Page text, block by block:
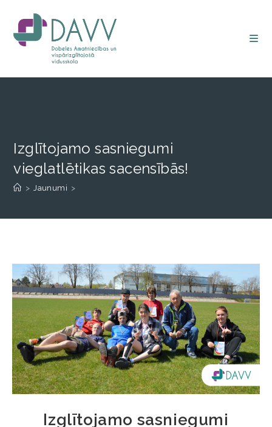
Izglītojamo sasniegumi
vieglatlētikas sacensībās!
> Jaunumi >
Izglītojamo sasniegumi